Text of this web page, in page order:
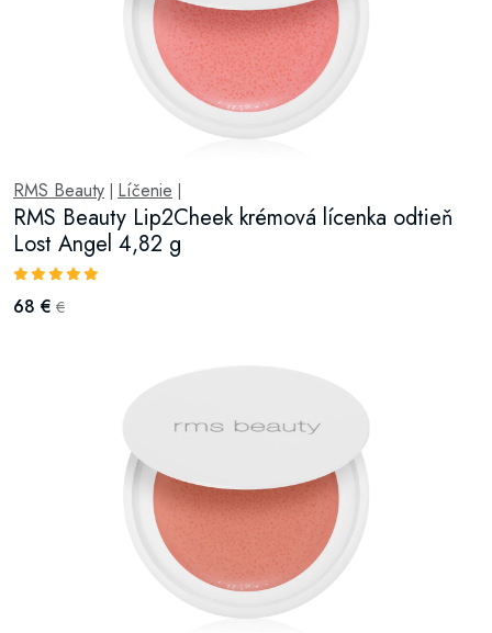
RMS Beauty Líčenie
RMS Beauty Lip2Cheek krémová lícenka odtieň
Lost Angel 4,82 g
68 € €